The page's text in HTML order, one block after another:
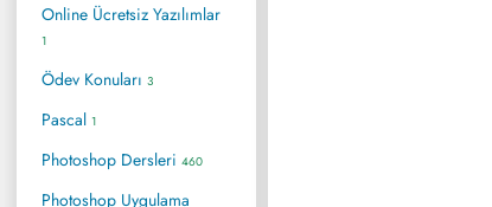
Online Ücretsiz Yazılımlar
1
Ödev Konuları 3
Pascal 1
Photoshop Dersleri 460
Photoshop Uygulama